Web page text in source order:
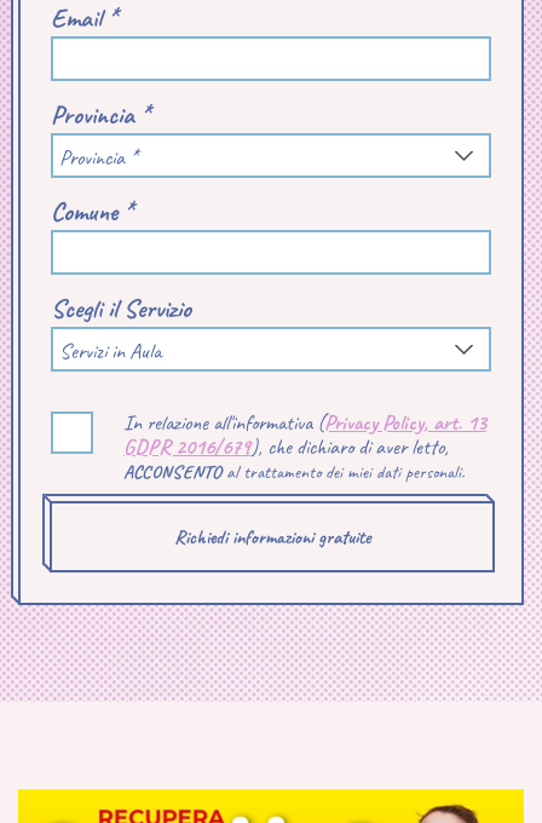
Email *
Provincia *
Provincia *
Comune *
Scegli il Servizio
Servizi in Aula
In relazione all'informativa (Privacy Policy, art. 13
GDPR 2016/679), che dichiaro di aver letto,
ACCONSENTOal trattamento dei miei dati personali.